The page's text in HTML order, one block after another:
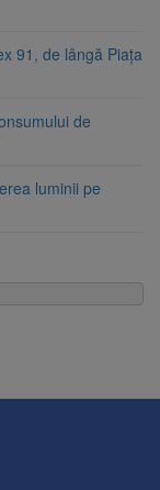
91, de lângă Piața
de
luminii pe